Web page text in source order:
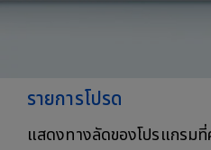
รายการโปรด
แสดงทางลัดของโปรแกรม